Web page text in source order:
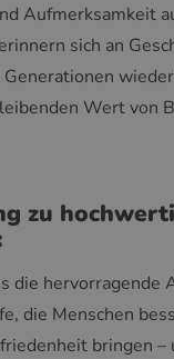
Aufmerksamkeit
sich an
Wert von
zu
die hervorragende
die Menschen
bringen –